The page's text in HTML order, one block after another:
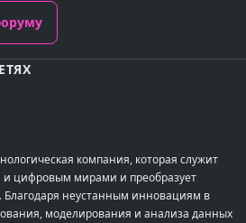
компания, которая служит
цифровым мирами и преобразует
Благодаря неустанным инновациям в
моделирования и анализа данных